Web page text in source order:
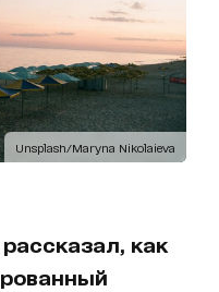
Unsplash/Maryna Nikolaieva
как